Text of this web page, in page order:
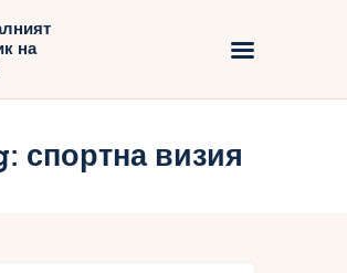
на
спортна визия
дневник на Мария